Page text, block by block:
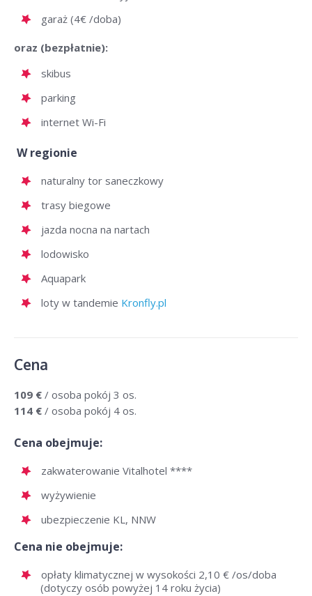
garaż (4€ /doba)
oraz (bezpłatnie):
skibus
parking
internet Wi-Fi
W regionie
naturalny tor saneczkowy
trasy biegowe
jazda nocna na nartach
lodowisko
Aquapark
loty w tandemie Kronfly.pl
Cena
109 € / osoba pokój 3 os.
114 € / osoba pokój 4 os.
Cena obejmuje:
zakwaterowanie Vitalhotel ****
wyżywienie
ubezpieczenie KL, NNW
Cena nie obejmuje:
opłaty klimatycznej w wysokości 2,10 € /os/doba
(dotyczy osób powyżej 14 roku życia)